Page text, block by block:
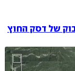
של דסק החוץ